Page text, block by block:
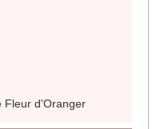
Fleur d'Oranger